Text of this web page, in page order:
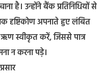
है। उन्होंने बैंक प्रतिनिधियों से
दृष्टिकोण अपनाते हुए लंबित
ऋण स्वीकृत करें, जिससे पात्र
न करना पड़े।